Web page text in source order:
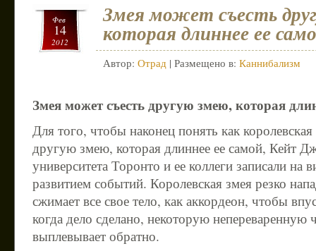
Фев
14
2012
Змея может съесть
которая длиннее ее
Автор: Отрад | Размещено в: Каннибализм
Змея может съесть другую змею, которая
Для того, чтобы наконец понять как
другую змею, которая длиннее ее самой, Кейт
университета Торонто и ее коллеги записали на
развитием событий. Королевская змея резко
сжимает все свое тело, как аккордеон, чтобы
когда дело сделано, некоторую непереваренную
выплевывает обратно.